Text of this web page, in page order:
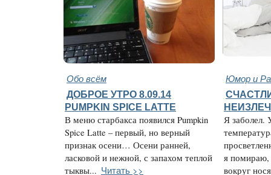
Обо всём Юмор и
ДОБРОЕ УТРО 8.09.14
PUMPKIN SPICE LATTE
В меню старбакса появился Pumpkin
Spice Latte – первый, но верный
признак осени… Осени ранней,
ласковой и нежной, с запахом теплой
тыквы... Читать >>
Я заболел.
я
вокруг